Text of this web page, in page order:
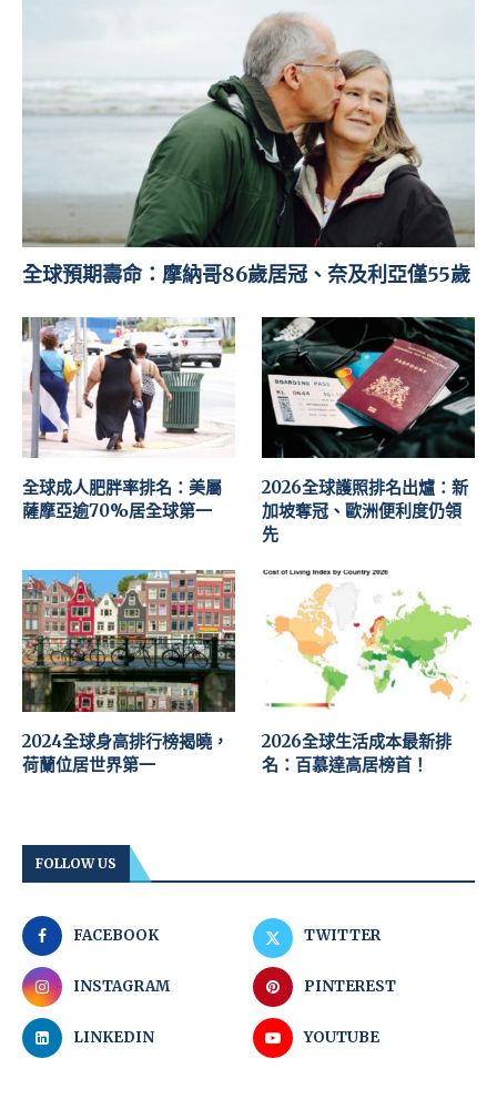
全球預期壽命：摩納哥86歲居冠、奈及利亞僅55歲
全球成人肥胖率排名：美屬
薩摩亞逾70%居全球第一
2026全球護照排名出爐：新
加坡奪冠、歐洲便利度仍領
先
2024全球身高排行榜揭曉，
荷蘭位居世界第一
2026全球生活成本最新排
名：百慕達高居榜首！
FOLLOW US
FACEBOOK TWITTER
INSTAGRAM PINTEREST
LINKEDIN YOUTUBE